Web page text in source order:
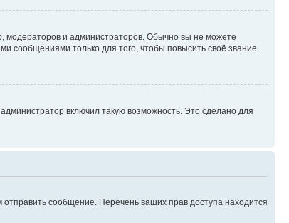
и администраторов. Обычно вы не можете
только для того, чтобы повысить своё звание.
включил такую возможность. Это сделано для
сообщение. Перечень ваших прав доступа находится